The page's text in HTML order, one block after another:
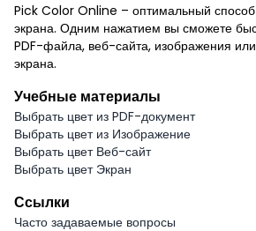
Pick Color Online – оптимальный способ
экрана. Одним нажатием вы сможете
PDF-файла, веб-сайта, изображения
экрана.
Учебные материалы
Выбрать цвет из PDF-документ
Выбрать цвет из Изображение
Выбрать цвет Веб-сайт
Выбрать цвет Экран
Ссылки
Часто задаваемые вопросы